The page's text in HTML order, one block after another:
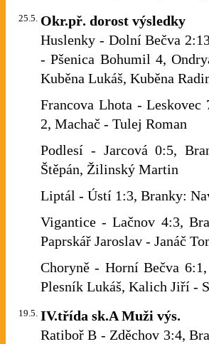
25.5. Okr.př. dorost výsledky
Huslenky - Dolní Bečva
- Pšenica Bohumil 4,
Kuběna Lukáš, Kuběna
Francova Lhota -
2, Machač - Tulej Roman
Podlesí - Jarcová 0:5,
Štěpán, Žilinský Martin
Liptál - Ústí 1:3, Branky:
Vigantice - Lačnov 4:3,
Paprskář Jaroslav - Janáč
Choryně - Horní Bečva
Plesník Lukáš, Kalich Jiří -
19.5. IV.třída sk.A Muži výs.
Ratiboř B - Zděchov 3:4,